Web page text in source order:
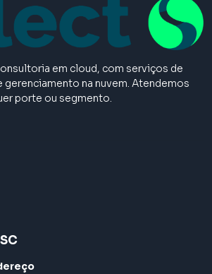
em cloud, com serviços de
gerenciamento na nuvem. Atendemos
porte ou segmento.